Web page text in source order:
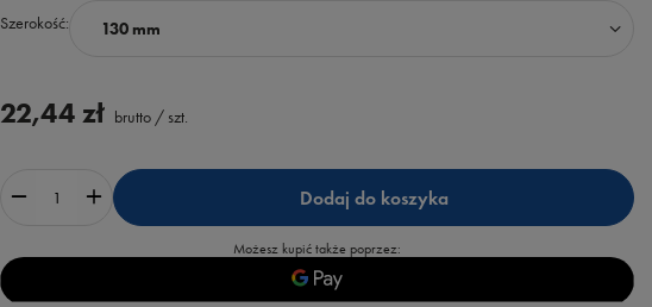
Szerokość 130 mm
22,44 zł brutto / szt.
Dodaj do koszyka
Możesz kupić także poprzez: